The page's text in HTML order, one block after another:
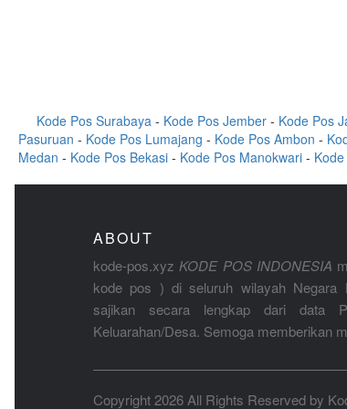
Kode Pos Surabaya - Kode Pos Jember - Kode Pos
Pasuruan - Kode Pos Lumajang - Kode Pos Ambon -
Medan - Kode Pos Bekasi - Kode Pos Manokwari -
ABOUT
kode-pos.xyz KODE POS INDONESIA
kode pos ) di seluruh wilayah Negara
sajikan secara lengkap dari data
Keluarahan/Desa. Semoga memberikan
Copyright 2026 All Rights Reserved by